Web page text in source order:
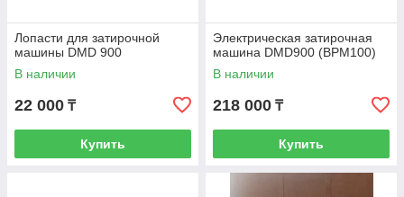
Лопасти для затирочной
машины DMD 900
В наличии
22 000 ₸
Купить
Электрическая затирочная
машина DMD900 (BPM100)
В наличии
218 000 ₸
Купить